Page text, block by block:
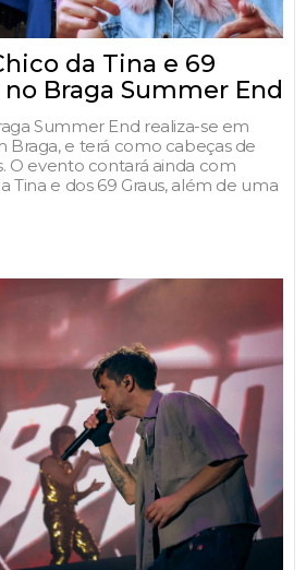
da Tina e 69
Braga Summer End
Summer End realiza-se em
Braga, e terá como cabeças de
O evento contará ainda com
Tina e dos 69 Graus, além de uma